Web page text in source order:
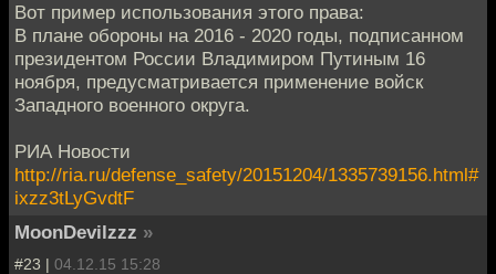
Вот пример использования этого права:
В плане обороны на 2016 - 2020 годы, подписанном
президентом России Владимиром Путиным 16
ноября, предусматривается применение войск
Западного военного округа.
РИА Новости
http://ria.ru/defense_safety/20151204/1335739156.html#
ixzz3tLyGvdtF
MoonDevilzzz »
#23 | 04.12.15 15:28